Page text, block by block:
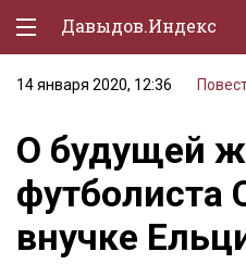
Давыдов.Индекс
Политическая жизнь
Экономика
Природа
Образование
14 января 2020, 12:36
О будущей
футболиста
внучке